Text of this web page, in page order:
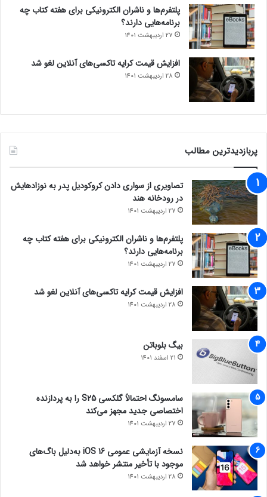
پلتفرم‌ها و ناشران الکترونیکی برای هفته کتاب چه
برنامه‌هایی دارند؟
27 اردیبهشت 1401
افزایش قیمت کرایه تاکسی‌های آنلاین لغو شد
28 اردیبهشت 1401
پربازدیدترین مطالب
تصاویری از سواری دادن کروکودیل پدر به نوزادهایش
در رودخانه هند
27 اردیبهشت 1401
پلتفرم‌ها و ناشران الکترونیکی برای هفته کتاب چه
برنامه‌هایی دارند؟
27 اردیبهشت 1401
افزایش قیمت کرایه تاکسی‌های آنلاین لغو شد
28 اردیبهشت 1401
بیگ بلوباتن
21 اسفند 1401
سامسونگ احتمالاً گلکسی S25 را به پردازنده
اختصاصی جدید مجهز می‌کند
27 اردیبهشت 1401
نسخه آزمایشی عمومی iOS 16 به‌دلیل باگ‌های
موجود با تأخیر منتشر خواهد شد
28 اردیبهشت 1401